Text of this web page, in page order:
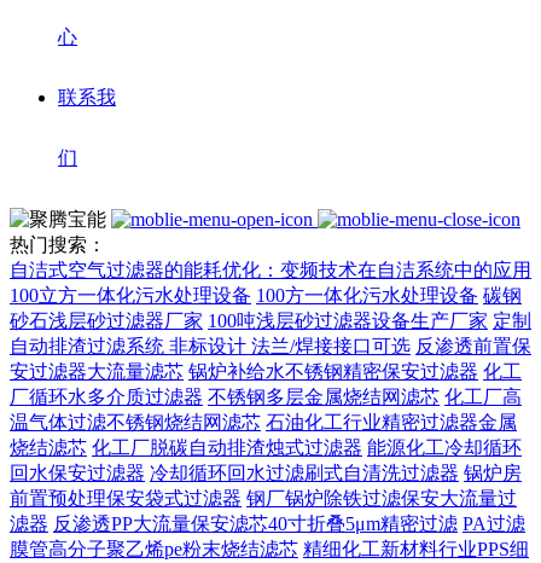
心
联系我
们
热门搜索：
自洁式空气过滤器的能耗优化：变频技术在自洁系统中的应用
100立方一体化污水处理设备 100方一体化污水处理设备 碳钢
砂石浅层砂过滤器厂家 100吨浅层砂过滤器设备生产厂家 定制
自动排渣过滤系统 非标设计 法兰/焊接接口可选‌ 反渗透前置保
安过滤器大流量滤芯 锅炉补给水不锈钢精密保安过滤器 化工
厂循环水多介质过滤器 不锈钢多层金属烧结网滤芯 化工厂高
温气体过滤不锈钢烧结网滤芯 石油化工行业精密过滤器金属
烧结滤芯 化工厂脱碳自动排渣烛式过滤器 能源化工冷却循环
回水保安过滤器 冷却循环回水过滤刷式自清洗过滤器 锅炉房
前置预处理保安袋式过滤器 钢厂锅炉除铁过滤保安大流量过
滤器 反渗透PP大流量保安滤芯40寸折叠5μm精密过滤 PA过滤
膜管高分子聚乙烯pe粉末烧结滤芯 精细化工新材料行业PPS细